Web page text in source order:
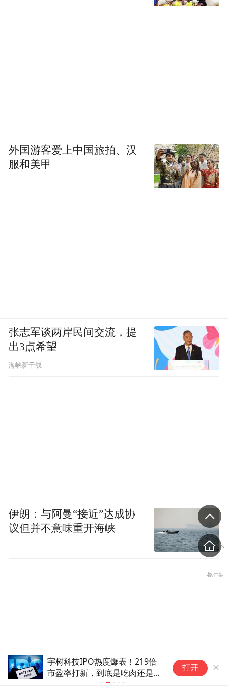
宇树科技IPO热度爆表！219倍
市盈率打新，到底是吃肉还是高
(6)
打开
外国游客爱上中国旅拍、汉
服和美甲
张志军谈两岸民间交流，提
出3点希望
海峡新干线
伊朗：与阿曼“接近”达成协
议但并不意味重开海峡